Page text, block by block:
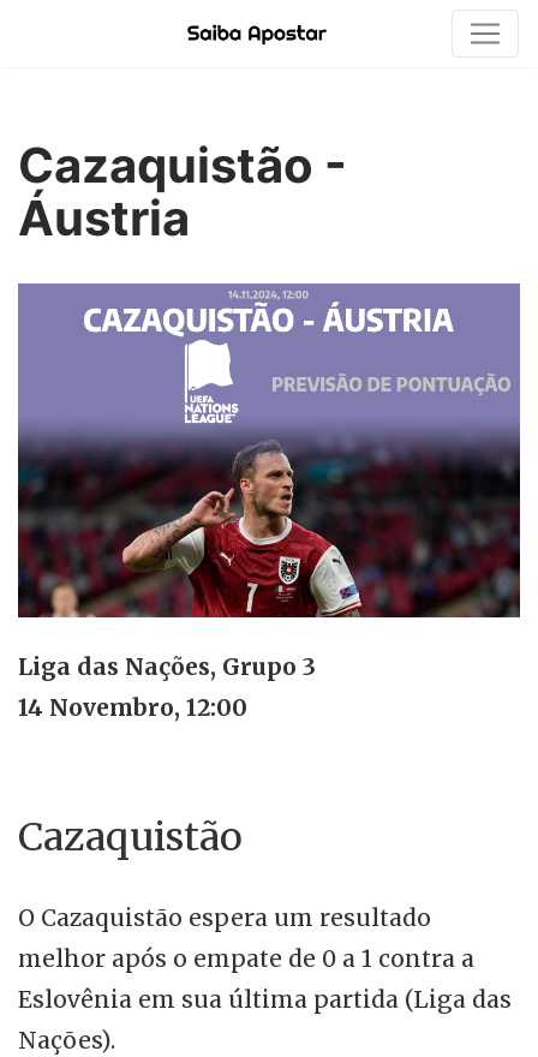
Cazaquistão -
Áustria
Liga das Nações, Grupo 3
14 Novembro, 12:00
Cazaquistão
O Cazaquistão espera um resultado
melhor após o empate de 0 a 1 contra a
Eslovênia em sua última partida (Liga das
Nações).